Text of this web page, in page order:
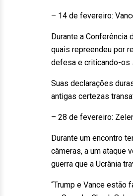
– 14 de fevereiro:
Durante a Conferência
quais repreendeu por
defesa e criticando-os
Suas declarações
antigas certezas
– 28 de fevereiro:
Durante um encontro
câmeras, a um ataque
guerra que a Ucrânia
“Trump e Vance estão